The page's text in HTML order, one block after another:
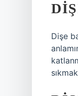
Dişe